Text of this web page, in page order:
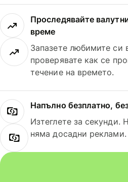
Проследявайте
време
Запазете любимите си
проверявате как се
течение на времето.
Напълно безплатно,
Изтеглете за секунди.
няма досадни реклами.